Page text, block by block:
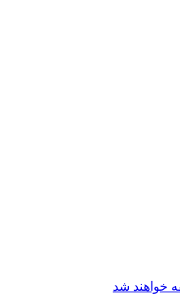
خواهند شد